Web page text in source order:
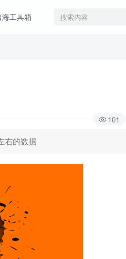
海工具箱
101
右的数据